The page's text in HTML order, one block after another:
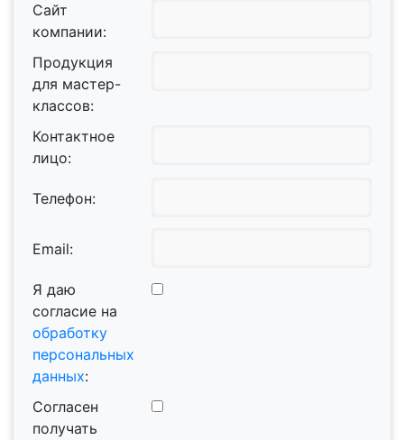
Сайт
компании:
Продукция
для мастер-
классов:
Контактное
лицо:
Телефон:
Email:
Я даю
согласие на
обработку
персональных
данных:
Согласен
получать